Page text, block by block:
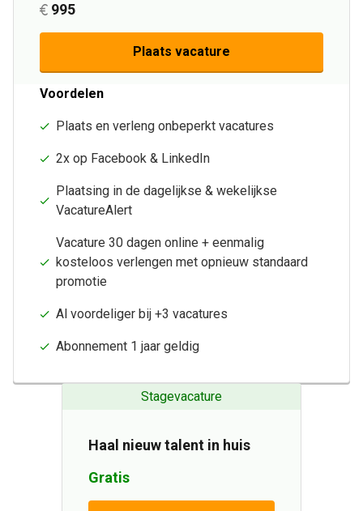
995
Plaats vacature
Voordelen
Plaats en verleng onbeperkt vacatures
2x op Facebook & LinkedIn
Plaatsing in de dagelijkse & wekelijkse
VacatureAlert
Vacature 30 dagen online + eenmalig
kosteloos verlengen met opnieuw standaard
promotie
Al voordeliger bij +3 vacatures
Abonnement 1 jaar geldig
Stagevacature
Haal nieuw talent in huis
Gratis